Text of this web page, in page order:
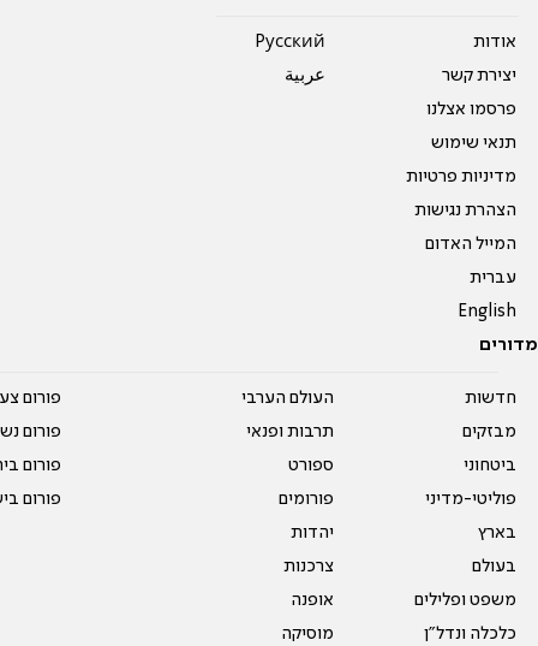
אודות
יצירת קשר
פרסמו אצלנו
תנאי שימוש
מדיניות פרטיות
הצהרת נגישות
המייל האדום
עברית
English
Pусский
عربية
מדורים
חדשות
מבזקים
ביטחוני
פוליטי-מדיני
בארץ
בעולם
משפט ופלילים
כלכלה ונדל"ן
העולם הערבי
תרבות ופנאי
ספורט
פורומים
יהדות
צרכנות
אופנה
מוסיקה
פורום
פורום
פורום
פורום